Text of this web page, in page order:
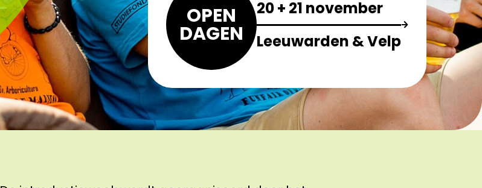
OPEN
DAGEN
20 + 21 november
Leeuwarden & Velp